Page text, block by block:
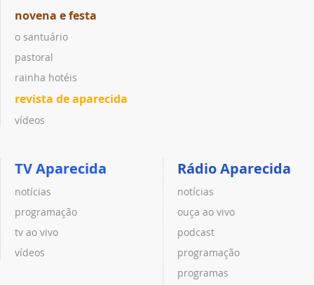
novena e festa
o santuário
pastoral
rainha hotéis
revista de aparecida
vídeos
TV Aparecida
notícias
programação
tv ao vivo
vídeos
Rádio Aparecida
notícias
ouça ao vivo
podcast
programação
programas